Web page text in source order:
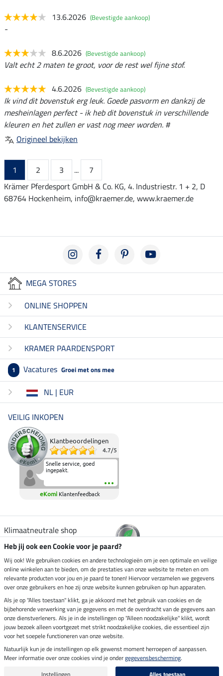
13.6.2026 (Bevestigde aankoop)
-
8.6.2026 (Bevestigde aankoop)
Valt echt 2 maten te groot, voor de rest wel fijne stof.
4.6.2026 (Bevestigde aankoop)
Ik vind dit bovenstuk erg leuk. Goede pasvorm en dankzij de
mesheinlagen perfect - ik heb dit bovenstuk in verschillende
kleuren en het zullen er vast nog meer worden. #
Origineel bekijken
1 2 3 ...
7
Krämer Pferdesport GmbH & Co. KG, 4. Industriestr. 1 + 2, D
68764 Hockenheim, info@kraemer.de, www.kraemer.de
MEGA STORES
ONLINE SHOPPEN
KLANTENSERVICE
KRAMER PAARDENSPORT
1 Vacatures Groei met ons mee
NL | EUR
VEILIG INKOPEN
Klantbeoordelingen
4.7/5
Snelle service, goed
ingepakt.
eKomi Klantenfeedback
Klimaatneutrale shop
Verzending per
Veilig betalen met
Impressum
Laatste update op 07.08.2026 om 03:03 uur
Alle prijzen in euro's, incl. BTW, excl. verzendkosten.
Heb jij ook een Cookie voor je paard?
Wij ook! We gebruiken cookies en andere technologieën om je een optimale en veilige
online winkelen aan te bieden, om de prestaties van onze website te meten en om
relevante producten voor jou en je paard te tonen! Hiervoor verzamelen we gegevens
over onze gebruikers en hoe zij onze website kunnen gebruiken op hun apparaten.
Als je op "Alles toestaan" klikt, ga je akkoord met het gebruik van cookies en de
bijbehorende verwerking van je gegevens en met de overdracht van de gegevens aan
onze dienstverleners. Als je in de instellingen op "Alleen noodzakelijke" klikt, wordt
jouw bezoek alleen voortgezet met strikt noodzakelijke cookies, die essentieel zijn
voor het soepele functioneren van onze website.
Natuurlijk kun je de instellingen op elk gewenst moment herroepen of aanpassen.
Meer informatie over onze cookies vind je ondergegevensbescherming.